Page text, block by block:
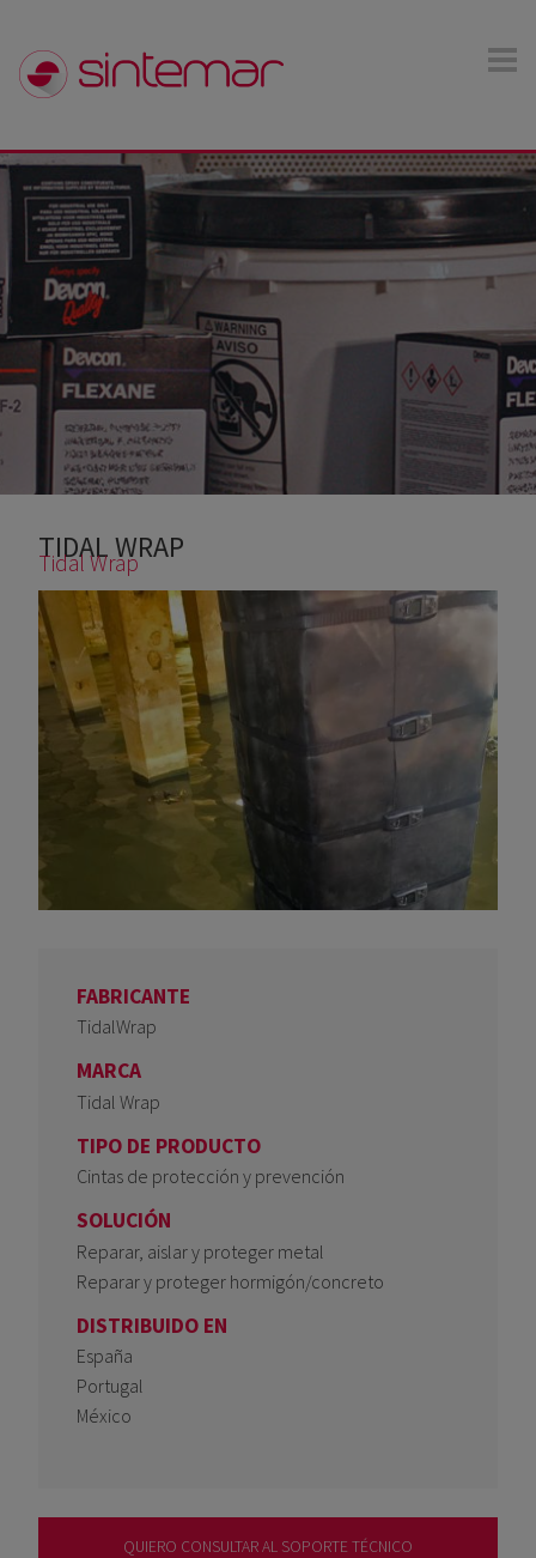
Usted está aquí
TIDAL WRAP
Tidal Wrap
FABRICANTE
TidalWrap
MARCA
Tidal Wrap
TIPO DE PRODUCTO
Cintas de protección y prevención
SOLUCIÓN
Reparar, aislar y proteger metal
Reparar y proteger hormigón/concreto
DISTRIBUIDO EN
España
Portugal
México
QUIERO CONSULTAR AL SOPORTE TÉCNICO